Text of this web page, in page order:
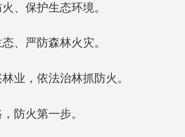
、保护生态环境。
、严防森林火灾。
业，依法治林抓防火。
防火第一步。